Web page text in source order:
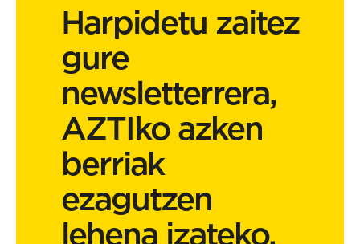
Harpidetu zaitez
gure
newsletterrera,
AZTIko azken
berriak
ezagutzen
lehena izateko.